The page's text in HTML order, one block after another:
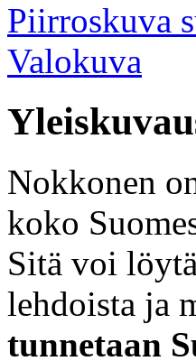
Piirroskuva
Valokuva
Nokkonen
koko
Sitä voi
lehdoista ja
tunnetaan